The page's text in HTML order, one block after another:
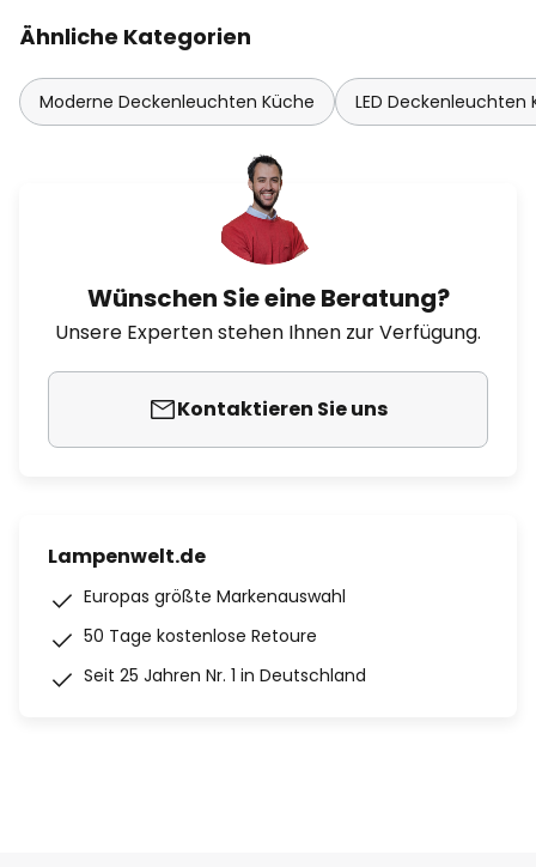
Ähnliche Kategorien
Moderne Deckenleuchten Küche LED Deckenleuchten
Wünschen Sie eine Beratung?
Unsere Experten stehen Ihnen zur Verfügung.
Kontaktieren Sie uns
Lampenwelt.de
Europas größte Markenauswahl
50 Tage kostenlose Retoure
Seit 25 Jahren Nr. 1 in Deutschland